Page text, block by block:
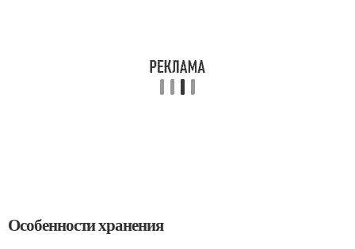
Особенности хранения